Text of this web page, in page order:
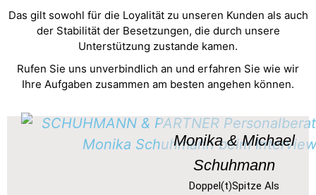
Das gilt sowohl für die Loyalität zu unseren Kunden als auch
der Stabilität der Besetzungen, die durch unsere
Unterstützung zustande kamen.
Rufen Sie uns unverbindlich an und erfahren Sie wie wir
Ihre Aufgaben zusammen am besten angehen können.
Monika & Michael
Schuhmann
Doppel(t)Spitze Als